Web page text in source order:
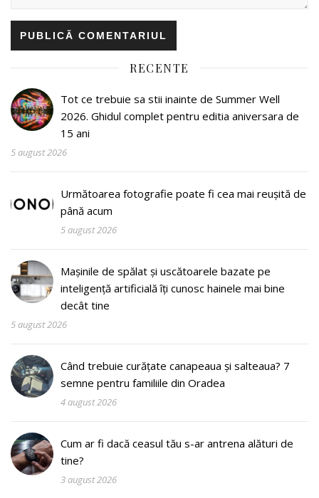
RECENTE
Tot ce trebuie sa stii inainte de Summer Well
2026. Ghidul complet pentru editia aniversara de
15 ani
5 august 2026
Următoarea fotografie poate fi cea mai reușită de
până acum
5 august 2026
Mașinile de spălat și uscătoarele bazate pe
inteligență artificială îți cunosc hainele mai bine
decât tine
5 august 2026
Când trebuie curățate canapeaua și salteaua? 7
semne pentru familiile din Oradea
4 august 2026
Cum ar fi dacă ceasul tău s-ar antrena alături de
tine?
3 august 2026